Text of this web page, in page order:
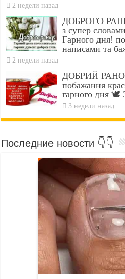
2 недели назад
ДОБРОГО
з супер
Гарного дня!
написами та
2 недели назад
ДОБРИЙ
побажання
гарного дня 🕊️
3 недели назад
Последние новости 👇👇